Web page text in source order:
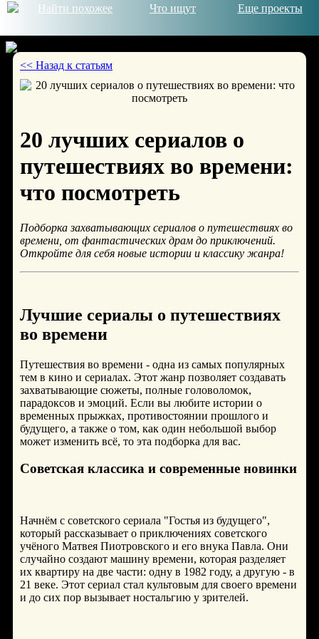
Найти похожее Что ищут Еще проекты
© 2026
<< Назад к статьям
20 лучших сериалов о
путешествиях во времени:
что посмотреть
Подборка захватывающих сериалов о путешествиях во
времени, от фантастических драм до приключений.
Откройте для себя новые истории и классику жанра!
Лучшие сериалы о путешествиях
во времени
Путешествия во времени - одна из самых популярных
тем в кино и сериалах. Этот жанр позволяет создавать
захватывающие сюжеты, полные головоломок,
парадоксов и эмоций. Если вы любите истории о
временных прыжках, противостоянии прошлого и
будущего, а также о том, как один небольшой выбор
может изменить всё, то эта подборка для вас.
Советская классика и современные новинки
Начнём с советского сериала "Гостья из будущего",
который рассказывает о приключениях советского
учёного Матвея Пиотровского и его внука Павла. Они
случайно создают машину времени, которая разделяет
их квартиру на две части: одну в 1982 году, а другую - в
21 веке. Этот сериал стал культовым для своего времени
и до сих пор вызывает ностальгию у зрителей.